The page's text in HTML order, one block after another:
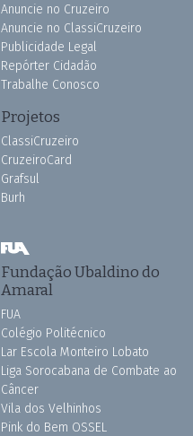
Anuncie no Cruzeiro
Anuncie no ClassiCruzeiro
Publicidade Legal
Repórter Cidadão
Trabalhe Conosco
Projetos
ClassiCruzeiro
CruzeiroCard
Grafsul
Burh
Fundação Ubaldino do
Amaral
FUA
Colégio Politécnico
Lar Escola Monteiro Lobato
Liga Sorocabana de Combate ao
Câncer
Vila dos Velhinhos
Pink do Bem OSSEL